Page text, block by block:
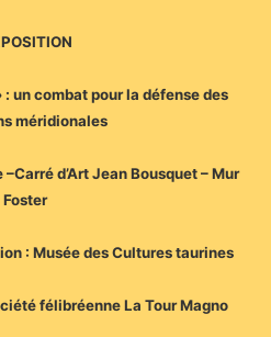
un combat pour la défense des
méridionales
–Carré d’Art Jean Bousquet – Mur
Foster
: Musée des Cultures taurines
félibréenne La Tour Magno